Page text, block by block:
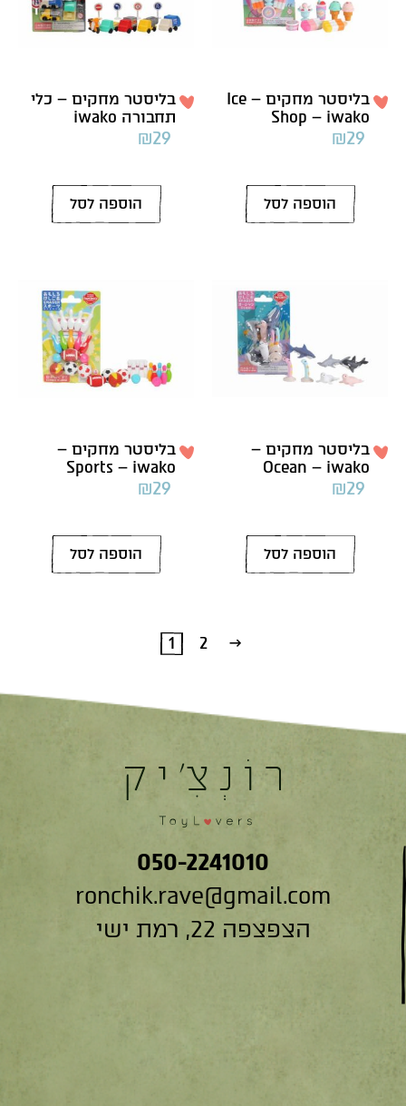
בליסטר מחקים – Ice
Shop – iwako
₪29
הוספה לסל
בליסטר מחקים – כלי
תחבורה iwako
₪29
הוספה לסל
בליסטר מחקים –
Ocean – iwako
₪29
הוספה לסל
בליסטר מחקים –
Sports – iwako
₪29
הוספה לסל
1 2 ←
050-2241010
ronchik.rave@gmail.com
הצפצפה 22, רמת ישי